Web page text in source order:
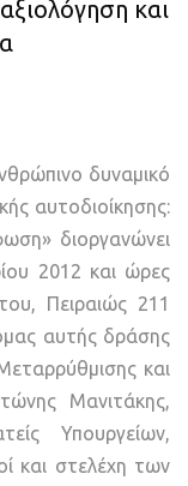
και
δυναμικό
αυτοδιοίκησης:
διοργανώνει
2012 και ώρες
Πειραιώς 211
αυτής δράσης
και
Μανιτάκης,
Υπουργείων,
και στελέχη των